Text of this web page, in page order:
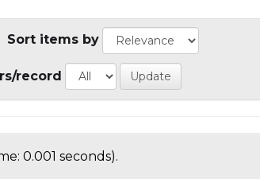
Sort items by
record
0.001 seconds).